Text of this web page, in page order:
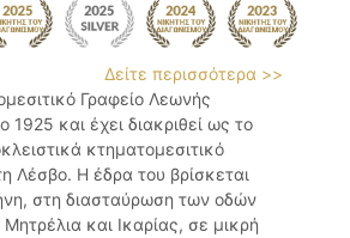
Δείτε περισσότερα >>
Γραφείο Λεωνής
1925 και έχει διακριθεί ως το
κτηματομεσιτικό
Λέσβο. Η έδρα του βρίσκεται
στη διασταύρωση των οδών
και Ικαρίας, σε μικρή